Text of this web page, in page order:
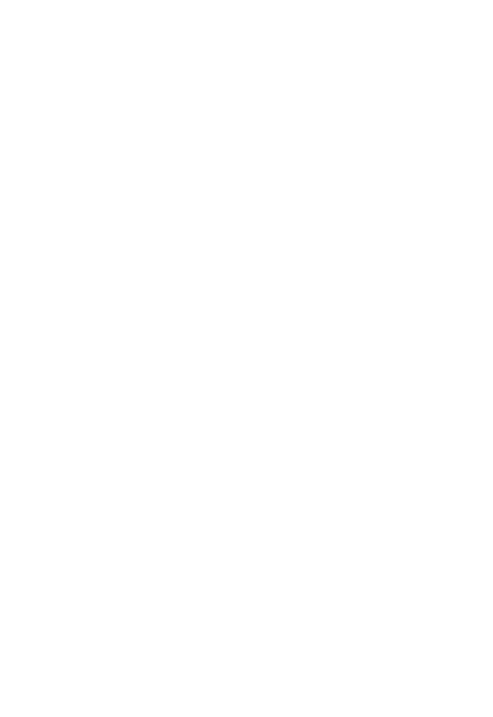
了承ください。
き作成されるも
をご了承くださ
御機器販売店・
ようお願いしま
にご登録され
社の共同利用者
とをご了承くだ
です。
ず変更すること
品に未対応品が
年1月12日よ
) : 1000ppm、
ない年数を意
貨物等」とい
可)を取得する
要な手段を講じ
これらの製造装
通知します。
、取り引きをい
ムロン制御